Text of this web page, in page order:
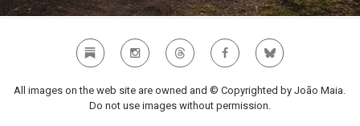
All images on the web site are owned and © Copyrighted by João Maia.
Do not use images without permission.